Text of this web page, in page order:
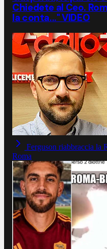
Chiedete al Ceo.
la conta..." VIDEO
Ferguson riabbraccia la
Roma